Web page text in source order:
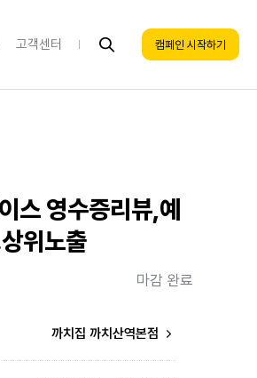
고객센터 캠페인 시작하기
스 영수증리뷰,예
위노출
마감 완료
까치집 까치산역본점